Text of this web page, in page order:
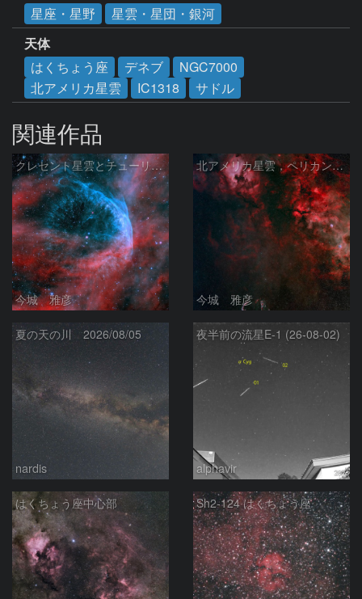
星座・星野
星雲・星団・銀河
天体
はくちょう座
デネブ
NGC7000
北アメリカ星雲
IC1318 サドル
関連作品
クレセント星雲とチューリップ星雲の真ん中あたりにある星雲 NGC6883 ???
今城 雅彦
北アメリカ星雲，ペリカン星雲，サドル付近，クレセント星雲，網状星雲・・・etc
今城 雅彦
夏の天の川 2026/08/05
nardis
夜半前の流星E-1 (26-08-02)
alphavir
はくちょう座中心部 Sh2-124 はくちょう座